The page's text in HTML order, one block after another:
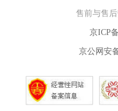
售前与售后
京ICP
京公网安